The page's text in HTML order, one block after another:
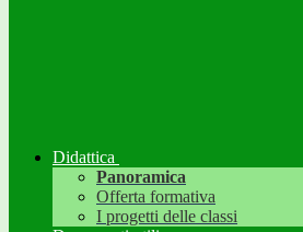
Didattica
Panoramica
Offerta formativa
I progetti delle classi